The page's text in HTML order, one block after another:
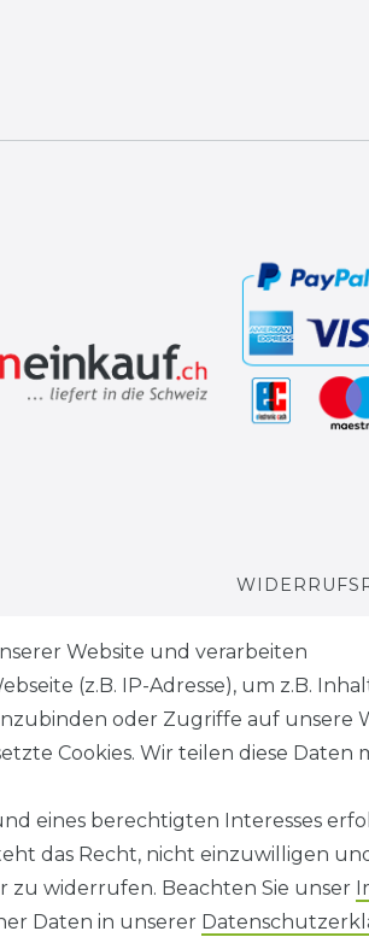
HINWEISE
Barrierefreiheitserklärung
Website und verarbeiten
(z.B. IP-Adresse), um z.B.
oder Zugriffe auf unsere
Cookies. Wir teilen diese Daten
eines berechtigten Interesses
das Recht, nicht einzuwilligen
widerrufen. Beachten Sie unser
Daten in unserer